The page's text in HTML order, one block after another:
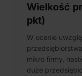
Wielkość
pkt)
W ocenie
mikro firmy,
duże